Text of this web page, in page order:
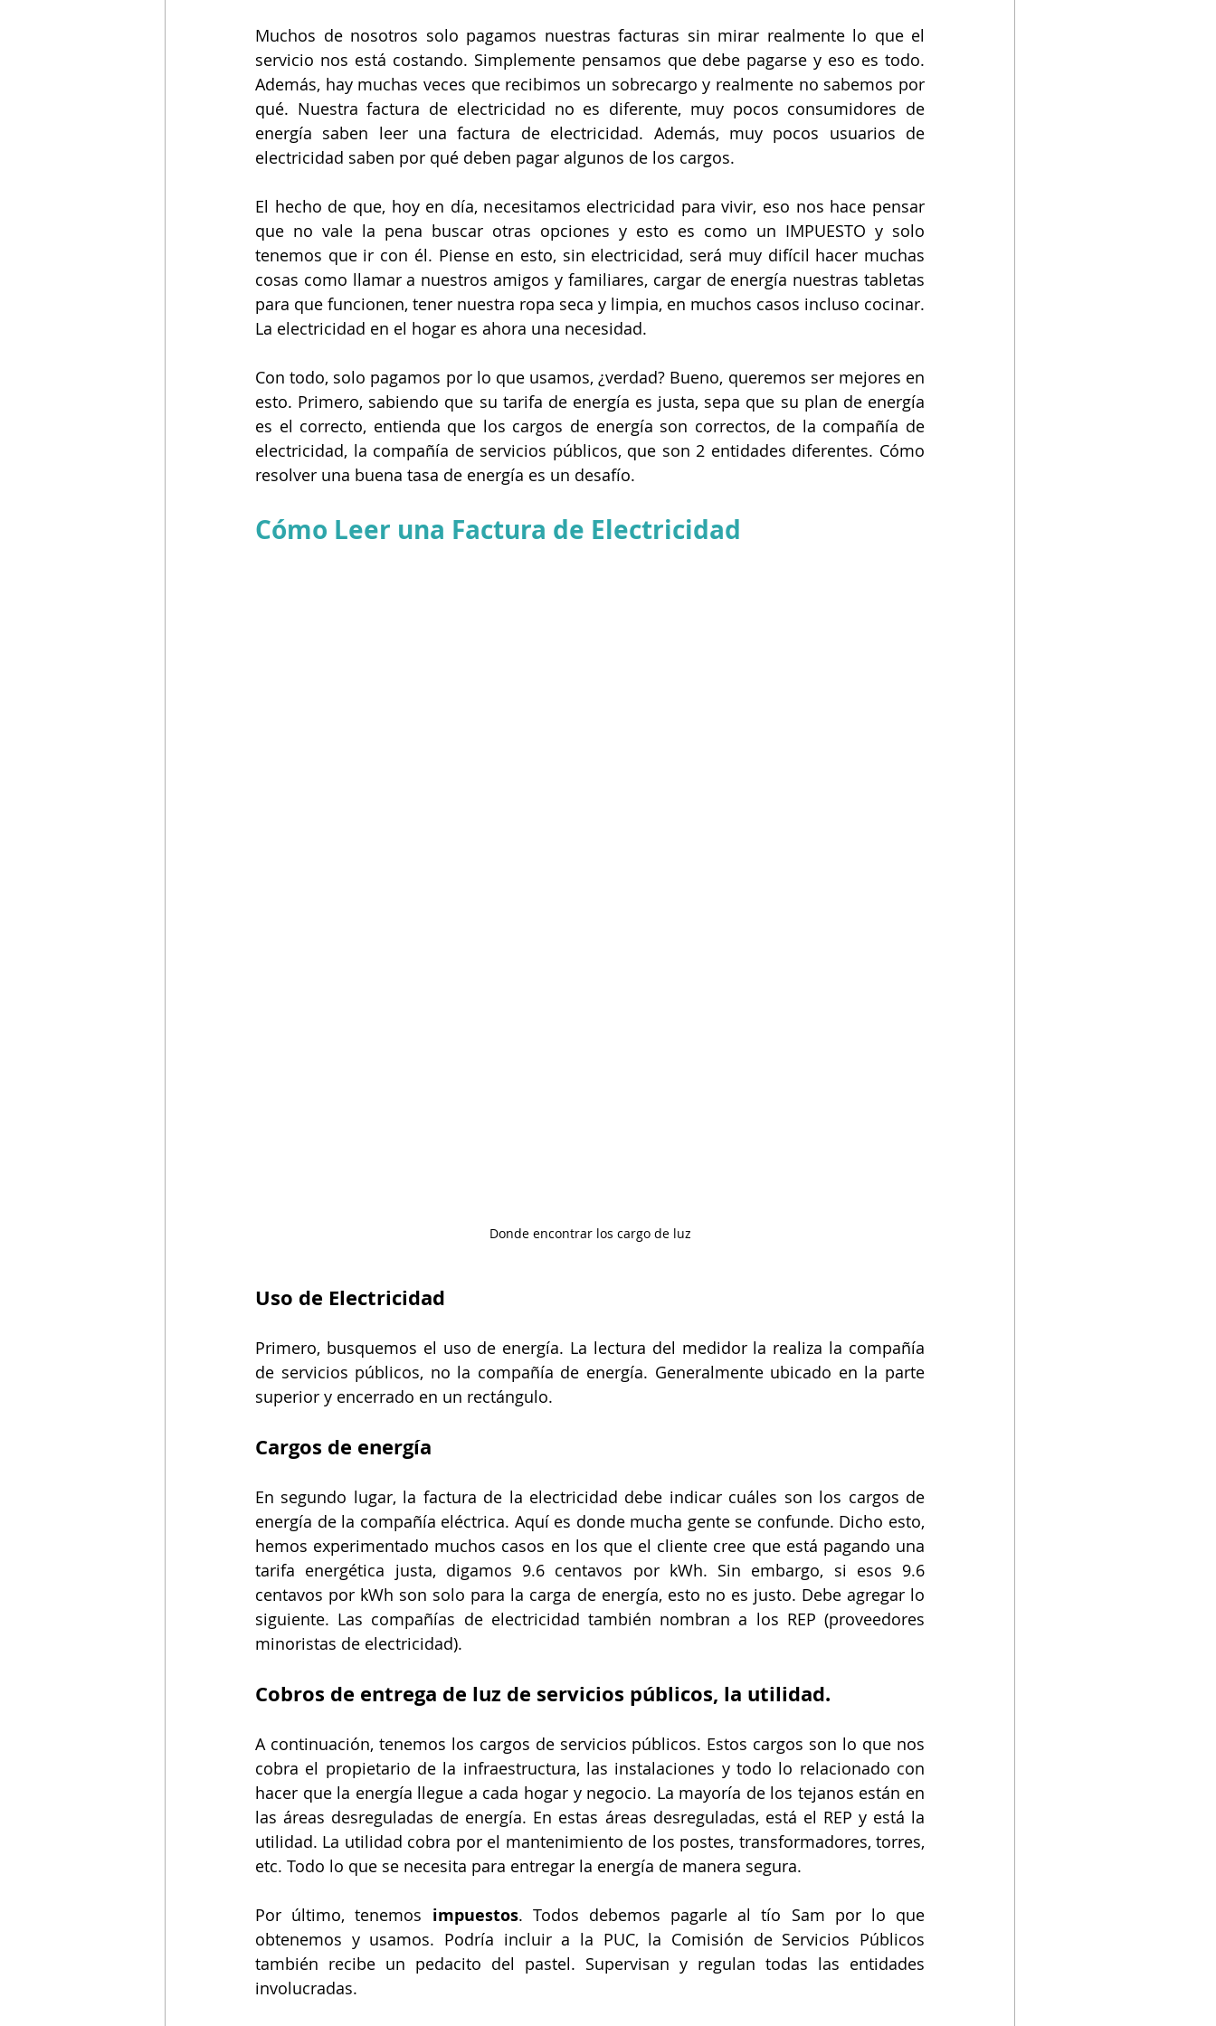
Muchos de nosotros solo pagamos nuestras facturas sin mirar realmente lo que el
servicio nos está costando. Simplemente pensamos que debe pagarse y eso es todo.
Además, hay muchas veces que recibimos un sobrecargo y realmente no sabemos por
qué. Nuestra factura de electricidad no es diferente, muy pocos consumidores de
energía saben leer una factura de electricidad. Además, muy pocos usuarios de
electricidad saben por qué deben pagar algunos de los cargos.
El hecho de que, hoy en día, necesitamos electricidad para vivir, eso nos hace pensar
que no vale la pena buscar otras opciones y esto es como un IMPUESTO y solo
tenemos que ir con él. Piense en esto, sin electricidad, será muy difícil hacer muchas
cosas como llamar a nuestros amigos y familiares, cargar de energía nuestras tabletas
para que funcionen, tener nuestra ropa seca y limpia, en muchos casos incluso cocinar.
La electricidad en el hogar es ahora una necesidad.
Con todo, solo pagamos por lo que usamos, ¿verdad? Bueno, queremos ser mejores en
esto. Primero, sabiendo que su tarifa de energía es justa, sepa que su plan de energía
es el correcto, entienda que los cargos de energía son correctos, de la compañía de
electricidad, la compañía de servicios públicos, que son 2 entidades diferentes. Cómo
resolver una buena tasa de energía es un desafío.
Cómo Leer una Factura de Electricidad
Donde encontrar los cargo de luz
Uso de Electricidad
Primero, busquemos el uso de energía. La lectura del medidor la realiza la compañía
de servicios públicos, no la compañía de energía. Generalmente ubicado en la parte
superior y encerrado en un rectángulo.
Cargos de energía
En segundo lugar, la factura de la electricidad debe indicar cuáles son los cargos de
energía de la compañía eléctrica. Aquí es donde mucha gente se confunde. Dicho esto,
hemos experimentado muchos casos en los que el cliente cree que está pagando una
tarifa energética justa, digamos 9.6 centavos por kWh. Sin embargo, si esos 9.6
centavos por kWh son solo para la carga de energía, esto no es justo. Debe agregar lo
siguiente. Las compañías de electricidad también nombran a los REP (proveedores
minoristas de electricidad).
Cobros de entrega de luz de servicios públicos, la utilidad.
A continuación, tenemos los cargos de servicios públicos. Estos cargos son lo que nos
cobra el propietario de la infraestructura, las instalaciones y todo lo relacionado con
hacer que la energía llegue a cada hogar y negocio. La mayoría de los tejanos están en
las áreas desreguladas de energía. En estas áreas desreguladas, está el REP y está la
utilidad. La utilidad cobra por el mantenimiento de los postes, transformadores, torres,
etc. Todo lo que se necesita para entregar la energía de manera segura.
Por último, tenemos impuestos. Todos debemos pagarle al tío Sam por lo que
obtenemos y usamos. Podría incluir a la PUC, la Comisión de Servicios Públicos
también recibe un pedacito del pastel. Supervisan y regulan todas las entidades
involucradas.